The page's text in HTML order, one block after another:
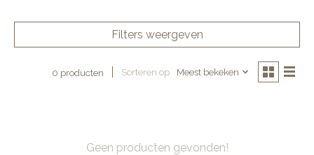
Filters weergeven
0 producten Sorteren op Meest bekeken
Geen producten gevonden!